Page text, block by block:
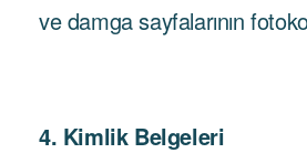
ve damga sayfalarının
4. Kimlik Belgeleri